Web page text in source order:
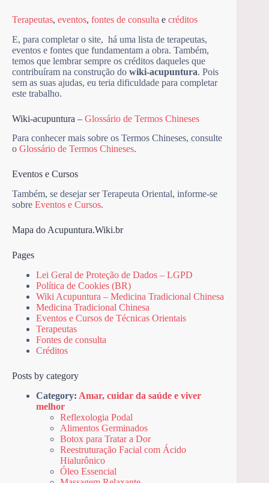
Terapeutas, eventos, fontes de consulta e créditos
E, para completar o site, há uma lista de terapeutas,
eventos e fontes que fundamentam a obra. Também,
temos que lembrar sempre os créditos daqueles que
contribuíram na construção do wiki-acupuntura. Pois
sem as suas ajudas, eu teria dificuldade para completar
este trabalho.
Wiki-acupuntura – Glossário de Termos Chineses
Para conhecer mais sobre os Termos Chineses, consulte
o Glossário de Termos Chineses.
Eventos e Cursos
Também, se desejar ser Terapeuta Oriental, informe-se
sobre Eventos e Cursos.
Mapa do Acupuntura.Wiki.br
Pages
Lei Geral de Proteção de Dados – LGPD
Política de Cookies (BR)
Wiki Acupuntura – Medicina Tradicional Chinesa
Medicina Tradicional Chinesa
Eventos e Cursos de Técnicas Orientais
Terapeutas
Fontes de consulta
Créditos
Posts by category
Category: Amar, cuidar da saúde e viver
melhor
Reflexologia Podal
Alimentos Germinados
Botox para Tratar a Dor
Reestruturação Facial com Ácido
Hialurônico
Óleo Essencial